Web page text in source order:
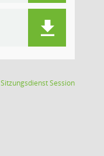
SitzungsdienstSession(Wird in